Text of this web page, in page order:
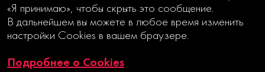
Ежегодного конкурса годовых
отчетов Московской Биржи
«Я принимаю», чтобы скрыть это сообщение.
В дальнейшем вы можете в любое время изменить
настройки Cookies в вашем браузере.
Подробнее о Cookies